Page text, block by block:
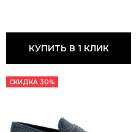
КУПИТЬ В 1 КЛИК
СКИДКА 30%